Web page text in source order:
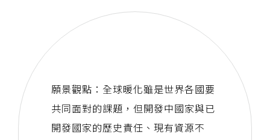
願景觀點：全球暖化雖是世界各國要
共同面對的課題，但開發中國家與已
開發國家的歷史責任、現有資源不